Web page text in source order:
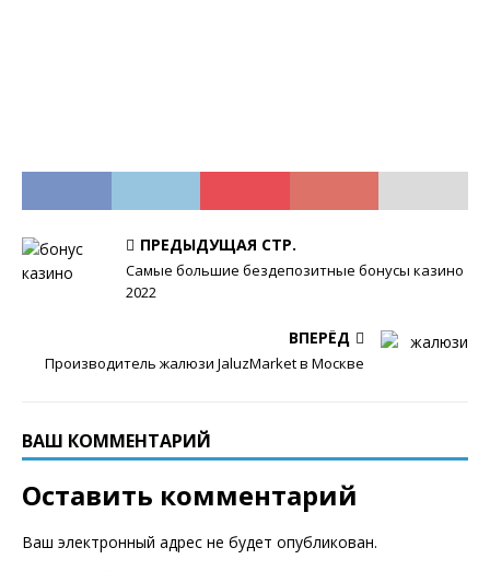
ПРЕДЫДУЩАЯ СТР.
Самые большие бездепозитные бонусы казино
2022
ВПЕРЁД
Производитель жалюзи JaluzMarket в Москве
ВАШ КОММЕНТАРИЙ
Оставить комментарий
Ваш электронный адрес не будет опубликован.